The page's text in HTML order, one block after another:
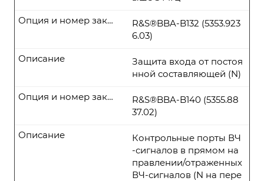
R&S®BBA-B132 (5353.923
6.03)
Опция и номер заказа
Защита входа от постоя
нной составляющей (N)
Описание
R&S®BBA-B140 (5355.88
37.02)
Опция и номер заказа
Контрольные порты ВЧ
-сигналов в прямом на
правлении/отраженных
ВЧ-сигналов (N на пере
Описание